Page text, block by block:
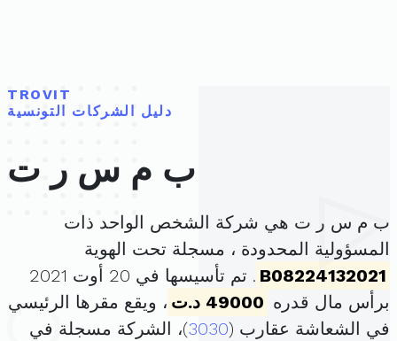
TROVIT
دليل الشركات التونسية
ب م س ر ت
ب م س ر ت هي شركة الشخص الواحد ذات
المسؤولية المحدودة ، مسجلة تحت الهوية
B08224132021
. تم تأسيسها في 20 أوت 2021
برأس مال قدره 49000 د.ت
، ويقع مقرها الرئيسي
في الشعاشة عقارب (3030)، الشركة مسجلة في